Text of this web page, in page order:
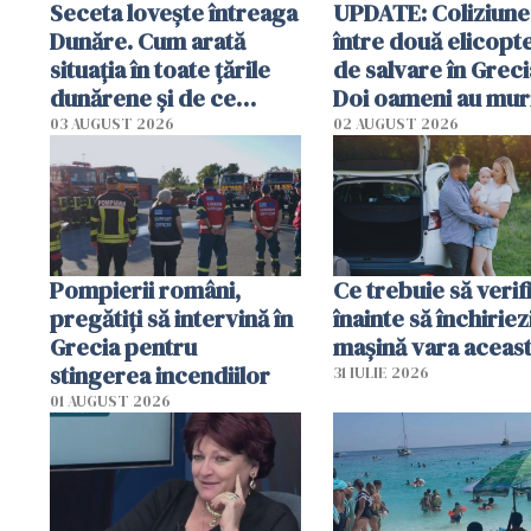
Seceta lovește întreaga
Dunăre. Cum arată
situația în toate țările
dunărene și de ce
România resimte
efectele, deși a plouat
în iulie
03 AUGUST 2026
UPDATE: Coliziune
între două
de salvare în
Doi oameni au
02 AUGUST 2026
Pompierii români,
pregătiţi să intervină în
Grecia pentru
stingerea incendiilor
01 AUGUST 2026
Ce trebuie să
înainte să
mașină vara
31 IULIE 2026